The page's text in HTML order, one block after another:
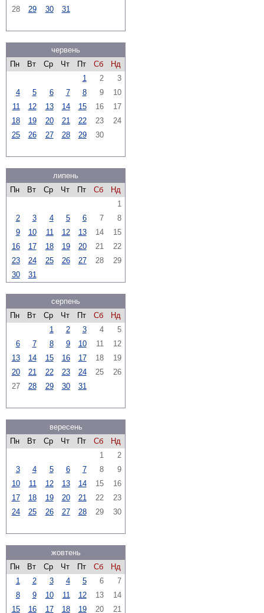
28
29 30 31
червень
Пн
Вт Ср Чт Пт Сб
Нд
1
2
3
4
5 6 7 8 9
10
11
12 13 14 15 16
17
18
19 20 21 22 23
24
25
26 27 28 29 30
липень
Пн
Вт Ср Чт Пт Сб
Нд
1
2
3 4 5 6 7
8
9
10 11 12 13 14
15
16
17 18 19 20 21
22
23
24 25 26 27 28
29
30
31
серпень
Пн
Вт Ср Чт Пт Сб
Нд
1
2 3 4
5
6
7 8 9 10 11
12
13
14 15 16 17 18
19
20
21 22 23 24 25
26
27
28 29 30 31
вересень
Пн
Вт Ср Чт Пт Сб
Нд
1
2
3
4 5 6 7 8
9
10
11 12 13 14 15
16
17
18 19 20 21 22
23
24
25 26 27 28 29 30
жовтень
Пн
Вт Ср Чт Пт Сб
Нд
1
2 3 4 5 6
7
8
9 10 11 12 13
14
15
16 17 18 19 20 21